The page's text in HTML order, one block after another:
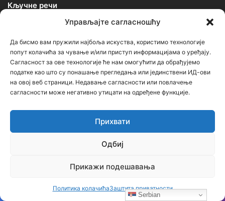
Управљајте сагласношћу
Да бисмо вам пружили најбоља искуства, користимо технологије
попут колачића за чување и/или приступ информацијама о уређају.
Сагласност за ове технологије ће нам омогућити да обрађујемо
податке као што су понашање прегледања или јединствени ИД-ови
на овој веб страници. Недавање сагласности или повлачење
сагласности може негативно утицати на одређене функције.
Прихвати
Одбиј
Прикажи подешавања
Политика колачићаЗаштита приватности
Кључне речи
Горан Киковић Историја Немањићи Ниш
ОШ Бубањски хероји Руси Русија Свети Сава
Србија Усташе
Напомена
Неки чланци (текстови и фотографије) на овом порталу
Уколико садрже нетачне наводе, вређају неког, или крше
нечија ауторска права – молимо Вас да нас о томе обавестите
Serbian